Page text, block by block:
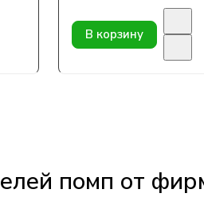
В корзину
помп от